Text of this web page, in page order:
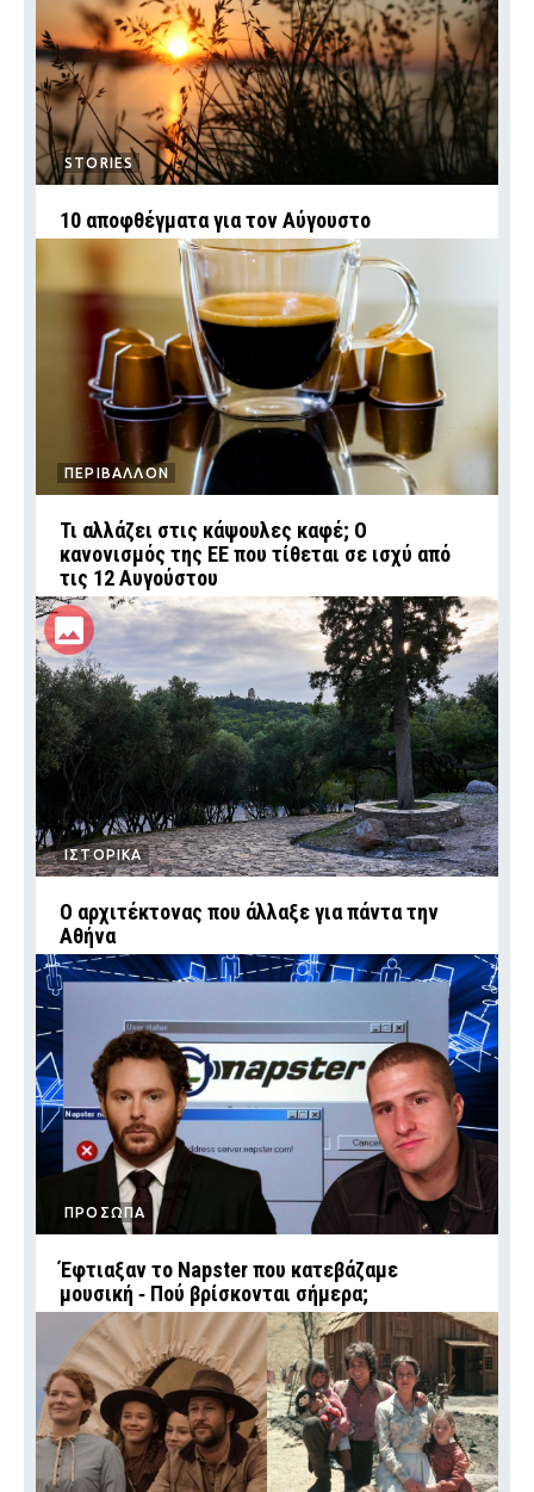
STORIES
10 αποφθέγματα για τον Αύγουστο
ΠΕΡΙΒΑΛΛΟΝ
Τι αλλάζει στις κάψουλες καφέ; Ο
κανονισμός της ΕΕ που τίθεται σε ισχύ από
τις 12 Αυγούστου
ΙΣΤΟΡΙΚΑ
Ο αρχιτέκτονας που άλλαξε για πάντα την
Αθήνα
ΠΡΟΣΩΠΑ
Έφτιαξαν το Napster που κατεβάζαμε
μουσική ‑ Πού βρίσκονται σήμερα;